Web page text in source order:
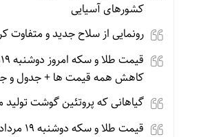
کشورهای آسیایی
رونمایی از سلاح جدید و متفاوت
کاهش همه قیمت ها + جدول و
گیاهانی که پروتئین گوشت تولید
قیمت طلا و سکه دوشنبه 19 مرداد/ قیمت‌ها نزولی